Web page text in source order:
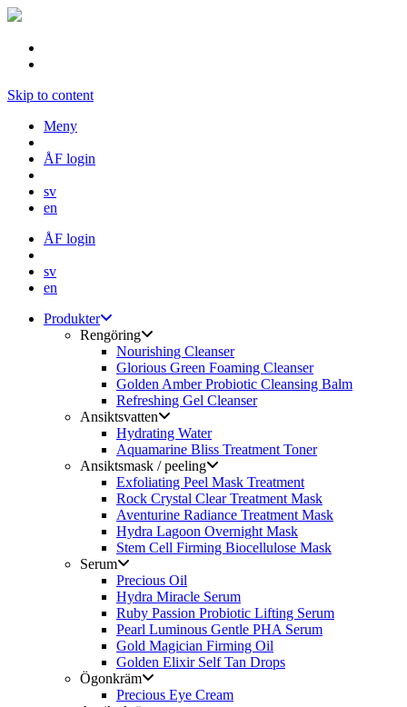
Skip to content
Meny
ÅF login
sv
en
ÅF login
sv
en
Produkter
Rengöring
Nourishing Cleanser
Glorious Green Foaming Cleanser
Golden Amber Probiotic Cleansing Balm
Refreshing Gel Cleanser
Ansiktsvatten
Hydrating Water
Aquamarine Bliss Treatment Toner
Ansiktsmask / peeling
Exfoliating Peel Mask Treatment
Rock Crystal Clear Treatment Mask
Aventurine Radiance Treatment Mask
Hydra Lagoon Overnight Mask
Stem Cell Firming Biocellulose Mask
Serum
Precious Oil
Hydra Miracle Serum
Ruby Passion Probiotic Lifting Serum
Pearl Luminous Gentle PHA Serum
Gold Magician Firming Oil
Golden Elixir Self Tan Drops
Ögonkräm
Precious Eye Cream